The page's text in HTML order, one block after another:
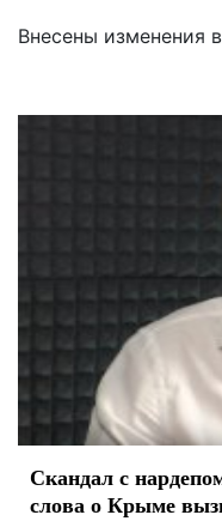
Внесены изменения
Скандал с
слова о Крыме